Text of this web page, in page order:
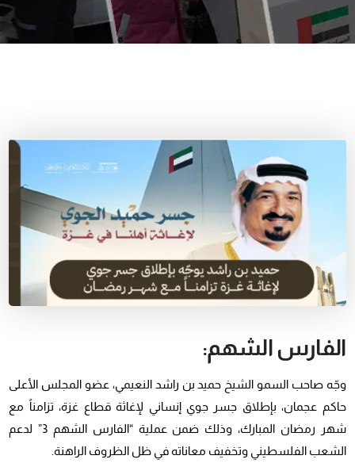
الفارس الشهم:
وجّه صاحب السمو الشيخ حميد بن راشد النعيمي، عضو المجلس الأعلى
حاكم عجمان، بإطلاق جسر جوي إنساني لإغاثة قطاع غزة، تزامناً مع
شهر رمضان المبارك، وذلك ضمن عملية “الفارس الشهم 3” لدعم
الشعب الفلسطيني وتخفيف معاناته في ظل الظروف الراهنة.